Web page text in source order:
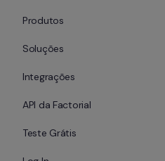
Produtos
Soluções
Integrações
API da Factorial
Teste Grátis